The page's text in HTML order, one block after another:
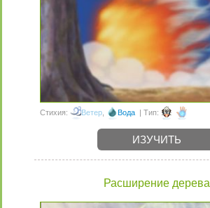
Стихия: Ветер Вода | Тип:
ИЗУЧИТЬ
Расширение дерева